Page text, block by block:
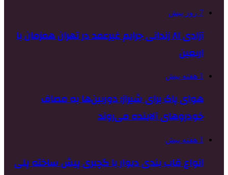
7 روز پیش
آزادی ۸۱ زندانی جرایم غیرعمد در تهران همزمان با
اربعین
1 هفته پیش
هوای پاک برای شیراز؛ دوربین‌ها به مصاف
خودروهای آلاینده می‌روند
1 هفته پیش
انواع قاب بندی دیوار با گچبری پیش ساخته پلی